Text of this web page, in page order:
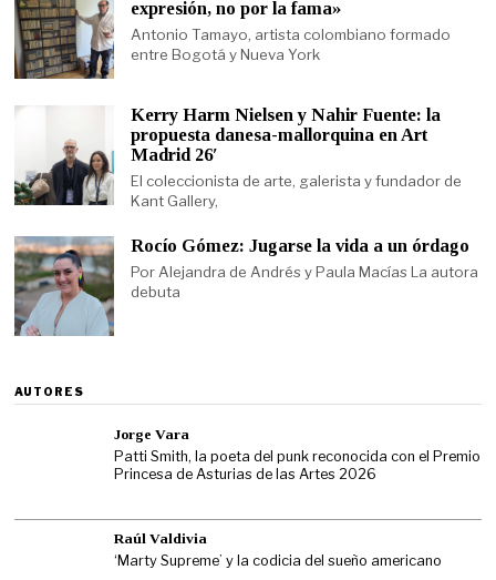
expresión, no por la fama»
Antonio Tamayo, artista colombiano formado
entre Bogotá y Nueva York
Kerry Harm Nielsen y Nahir Fuente: la
propuesta danesa-mallorquina en Art
Madrid 26′
El coleccionista de arte, galerista y fundador de
Kant Gallery,
Rocío Gómez: Jugarse la vida a un órdago
Por Alejandra de Andrés y Paula Macías La autora
debuta
AUTORES
Jorge Vara
Patti Smith, la poeta del punk reconocida con el Premio
Princesa de Asturias de las Artes 2026
Raúl Valdivia
‘Marty Supreme’ y la codicia del sueño americano